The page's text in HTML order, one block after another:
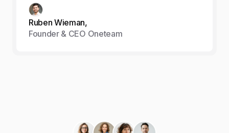
Ruben Wieman,
Founder & CEO Oneteam